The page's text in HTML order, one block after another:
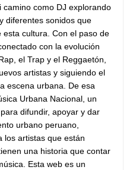
camino como DJ explorando
diferentes sonidos que
esta cultura. Con el paso de
con la evolución
el Trap y el Reggaetón,
artistas y siguiendo el
escena urbana. De esa
Urbana Nacional, un
difundir, apoyar y dar
urbano peruano,
los artistas que están
una historia que contar
Esta web es un